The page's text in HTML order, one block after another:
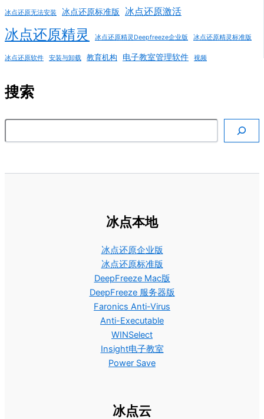
冰点还原无法安装 冰点还原标准版 冰点还原激活
冰点还原精灵 冰点还原精灵Deepfreeze企业版 冰点还原精灵标准版
冰点还原软件 安装与卸载 教育机构 电子教室管理软件 视频
搜索
搜索
冰点本地
冰点还原企业版
冰点还原标准版
DeepFreeze Mac版
DeepFreeze 服务器版
Faronics Anti-Virus
Anti-Executable
WINSelect
Insight电子教室
Power Save
冰点云